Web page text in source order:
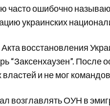
часто ошибочно
украинских
восстановления
“Заксенхаузен”. После
и не мог
возглавлять ОУН в